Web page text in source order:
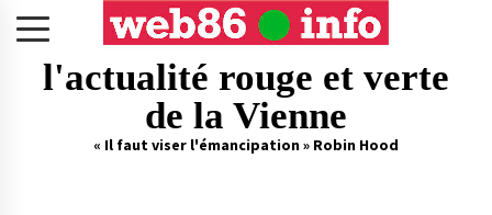
l'actualité rouge et verte
de la Vienne
« Il faut viser l'émancipation » Robin Hood